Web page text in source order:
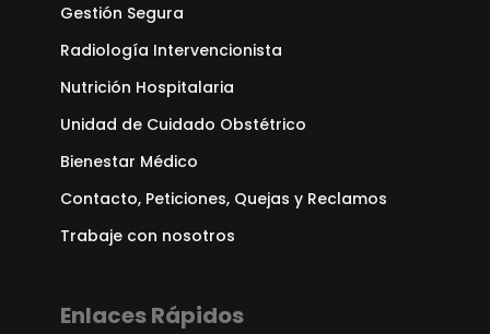
Gestión Segura
Radiología Intervencionista
Nutrición Hospitalaria
Unidad de Cuidado Obstétrico
Bienestar Médico
Contacto, Peticiones, Quejas y Reclamos
Trabaje con nosotros
Enlaces Rápidos